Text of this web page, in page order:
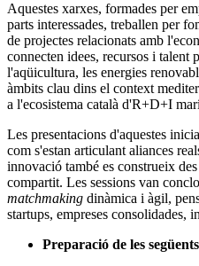
Aquestes xarxes, formades per
parts interessades, treballen per
de projectes relacionats amb
connecten idees, recursos i talent
l'aqüicultura, les energies
àmbits clau dins el context
a l'ecosistema català d'R+D+I
Les presentacions d'aquestes
com s'estan articulant aliances
innovació també es construeix
compartit. Les sessions van
matchmaking dinàmica i àgil,
startups, empreses consolidades,
Preparació de les